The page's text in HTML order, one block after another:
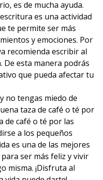
es de mucha ayuda.
es una actividad
te permite ser más
y emociones. Por
recomienda escribir al
De esta manera podrás
que pueda afectar tu
y no tengas miedo de
taza de café o té por
de café o té por las
a los pequeños
es una de las mejores
ser más feliz y vivir
misma. ¡Disfruta al